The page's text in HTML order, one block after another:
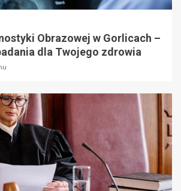
Obrazowej w Gorlicach –
dla Twojego zdrowia